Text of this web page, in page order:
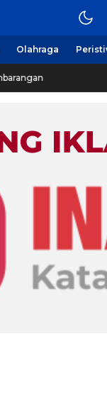
Olahraga